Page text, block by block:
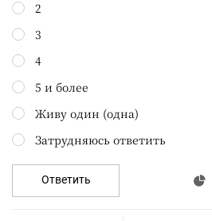
2
3
4
5 и более
Живу один (одна)
Затрудняюсь ответить
Ответить